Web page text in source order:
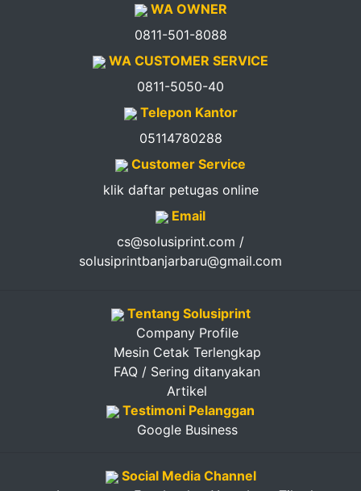
WA OWNER
0811-501-8088
WA CUSTOMER SERVICE
0811-5050-40
Telepon Kantor
05114780288
Customer Service
klik daftar petugas online
Email
cs@solusiprint.com /
solusiprintbanjarbaru@gmail.com
Tentang Solusiprint
Company Profile
Mesin Cetak Terlengkap
FAQ / Sering ditanyakan
Artikel
Testimoni Pelanggan
Google Business
Social Media Channel